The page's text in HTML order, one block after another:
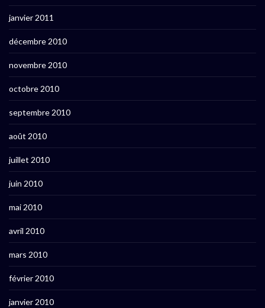
janvier 2011
décembre 2010
novembre 2010
octobre 2010
septembre 2010
août 2010
juillet 2010
juin 2010
mai 2010
avril 2010
mars 2010
février 2010
janvier 2010